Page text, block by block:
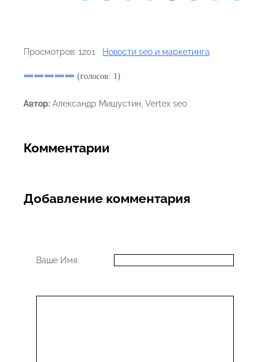
Просмотров: 1201 Новости seo и маркетинга
(голосов: 1)
Автор: Александр Мишустин, Vertex seo
Комментарии
Добавление комментария
Ваше Имя: